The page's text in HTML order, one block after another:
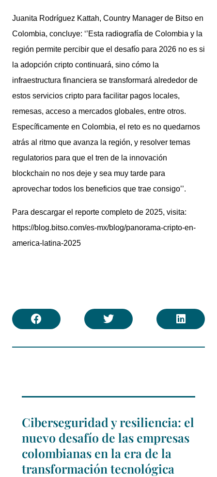
Juanita Rodríguez Kattah, Country Manager de Bitso en
Colombia, concluye: ‘’Esta radiografía de Colombia y la
región permite percibir que el desafío para 2026 no es si
la adopción cripto continuará, sino cómo la
infraestructura financiera se transformará alrededor de
estos servicios cripto para facilitar pagos locales,
remesas, acceso a mercados globales, entre otros.
Específicamente en Colombia, el reto es no quedarnos
atrás al ritmo que avanza la región, y resolver temas
regulatorios para que el tren de la innovación
blockchain no nos deje y sea muy tarde para
aprovechar todos los beneficios que trae consigo’’.
Para descargar el reporte completo de 2025, visita:
https://blog.bitso.com/es-mx/blog/panorama-cripto-en-
america-latina-2025
Ciberseguridad y resiliencia: el
nuevo desafío de las empresas
colombianas en la era de la
transformación tecnológica